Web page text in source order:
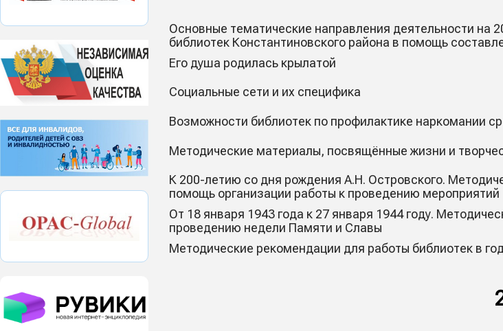
Основные тематические направления деятельности на
библиотек Константиновского района в помощь
Его душа родилась крылатой
Социальные сети и их специфика
Возможности библиотек по профилактике наркомании
Методические материалы, посвящённые жизни и
К 200-летию со дня рождения А.Н. Островского.
помощь организации работы к проведению мероприятий
От 18 января 1943 года к 27 января 1944 году.
проведению недели Памяти и Славы
Методические рекомендации для работы библиотек в